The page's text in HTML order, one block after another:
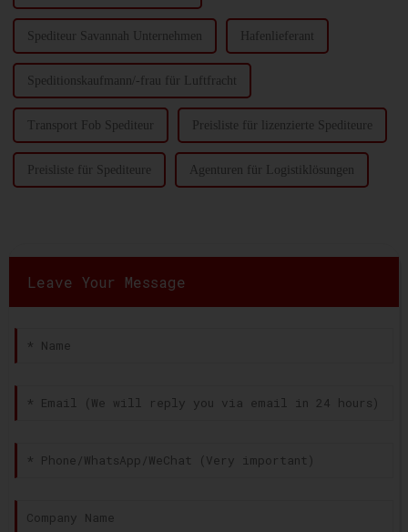
Spediteur Savannah Unternehmen Hafenlieferant
Speditionskaufmann/-frau für Luftfracht
Transport Fob Spediteur Preisliste für lizenzierte Spediteure
Preisliste für Spediteure Agenturen für Logistiklösungen
Leave Your Message